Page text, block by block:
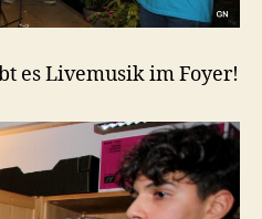
es Livemusik im Foyer!